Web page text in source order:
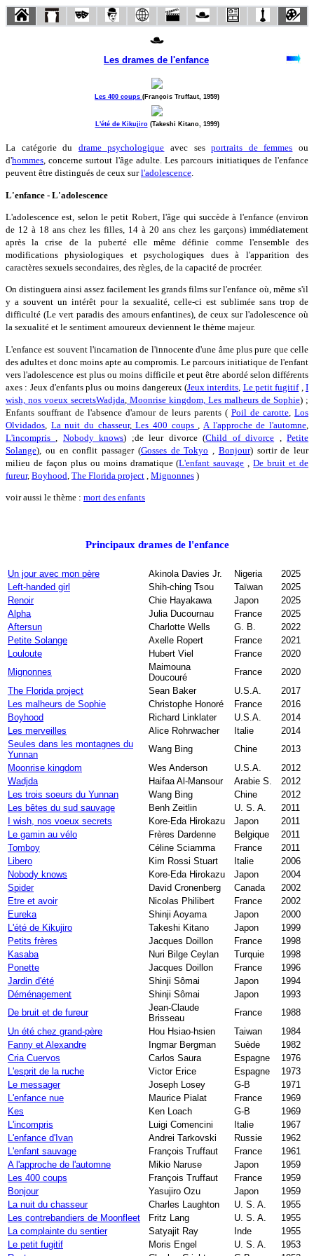
Les drames de l'enfance
Les 400 coups (François Truffaut, 1959)
L'été de Kikujiro(Takeshi Kitano, 1999)
La catégorie du drame psychologique avec sesportraits de femmes ou
d'hommes, concerne surtout l'âge adulte. Les parcours initiatiques de l'enfance
peuvent être distingués de ceux surl'adolescence.
L'enfance - L'adolescence
L'adolescence est, selon le petit Robert, l'âge qui succède à l'enfance (environ
de 12 à 18 ans chez les filles, 14 à 20 ans chez les garçons) immédiatement
après la crise de la puberté elle même définie comme l'ensemble des
modifications physiologiques et psychologiques dues à l'apparition des
caractères sexuels secondaires, des règles, de la capacité de procréer.
On distinguera ainsi assez facilement les grands films sur l'enfance où, même s'il
y a souvent un intérêt pour la sexualité, celle-ci est sublimée sans trop de
difficulté (Le vert paradis des amours enfantines), de ceux sur l'adolescence où
la sexualité et le sentiment amoureux deviennent le thème majeur.
L'enfance est souvent l'incarnation de l'innocente d'une âme plus pure que celle
des adultes et donc moins apte au compromis. Le parcours initiatique de l'enfant
vers l'adolescence est plus ou moins difficile et peut être abordé selon différents
axes : Jeux d'enfants plus ou moins dangereux (Jeux interdits Le petit fugitif,I
wish, nos voeux secretsWadjda Moonrise kingdom, Les malheurs de Sophie) ;
Enfants souffrant de l'absence d'amour de leurs parents ( Poil de carotte,Los
Olvidados La nuit du chasseur, Les 400 coups A l'approche de l'automne
L'incompris
Nobody knows) ;de leur divorce (Child of divorce ,Petite
Solange), ou en conflit passager (Gosses de Tokyo Bonjour) sortir de leur
milieu de façon plus ou moins dramatique (L'enfant sauvage ,De bruit et de
fureur, Boyhood The Florida project Mignonnes )
voir aussi le thème : mort des enfants
Principaux drames de l'enfance
Un jour avec mon père Akinola Davies Jr. Nigeria
2025
Left-handed girl
Shih-ching Tsou Taïwan
2025
Renoir
Chie Hayakawa Japon
2025
Alpha
Julia Ducournau France
2025
Aftersun
Charlotte Wells G. B.
2022
Petite Solange
Axelle Ropert France
2021
Louloute
Hubert Viel France
2020
Mignonnes
Maimouna
Doucouré
France
2020
The Florida project
Sean Baker U.S.A.
2017
Les malheurs de Sophie
Christophe Honoré France
2016
Boyhood
Richard Linklater U.S.A.
2014
Les merveilles
Alice Rohrwacher Italie
2014
Seules dans les montagnes du
Yunnan
Wang Bing Chine
2013
Moonrise kingdom
Wes Anderson U.S.A.
2012
Wadjda
Haifaa Al-Mansour Arabie S.
2012
Les trois soeurs du Yunnan
Wang Bing Chine
2012
Les bêtes du sud sauvage
Benh Zeitlin U. S. A.
2011
I wish, nos voeux secrets
Kore-Eda Hirokazu Japon
2011
Le gamin au vélo
Frères Dardenne Belgique
2011
Tomboy
Céline Sciamma France
2011
Libero
Kim Rossi Stuart Italie
2006
Nobody knows
Kore-Eda Hirokazu Japon
2004
Spider
David Cronenberg Canada
2002
Etre et avoir
Nicolas Philibert France
2002
Eureka
Shinji Aoyama Japon
2000
L'été de Kikujiro
Takeshi Kitano Japon
1999
Petits frères
Jacques Doillon France
1998
Kasaba
Nuri Bilge Ceylan Turquie
1998
Ponette
Jacques Doillon France
1996
Jardin d'été
Shinji Sômai Japon
1994
Déménagement
Shinji Sômai Japon
1993
De bruit et de fureur
Jean-Claude
Brisseau
France
1988
Un été chez grand-père
Hou Hsiao-hsien Taiwan
1984
Fanny et Alexandre
Ingmar Bergman Suède
1982
Cria Cuervos
Carlos Saura Espagne
1976
L'esprit de la ruche
Victor Erice Espagne
1973
Le messager
Joseph Losey G-B
1971
L'enfance nue
Maurice Pialat France
1969
Kes
Ken Loach G-B
1969
L'incompris
Luigi Comencini Italie
1967
L'enfance d'Ivan
Andrei Tarkovski Russie
1962
L'enfant sauvage
François Truffaut France
1961
A l'approche de l'automne
Mikio Naruse Japon
1959
Les 400 coups
François Truffaut France
1959
Bonjour
Yasujiro Ozu Japon
1959
La nuit du chasseur
Charles Laughton U. S. A.
1955
Les contrebandiers de Moonfleet
Fritz Lang U. S. A.
1955
La complainte du sentier
Satyajit Ray Inde
1955
Le petit fugitif
Moris Engel U. S. A.
1953